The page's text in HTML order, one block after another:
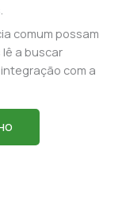
comum possam
a buscar
com a